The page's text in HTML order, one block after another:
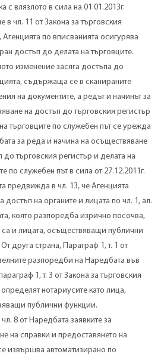
с влязлото в сила на 01.01.2013г.
в чл. 11 от Закона за търговския
Агенцията по вписванията осигурява
достъп до делата на търговците.
изменение засяга достъпа до
съдържаща се в сканираните
на документите, а редът и начинът за
на достъп до търговския регистър
търговците по служебен път се урежда
за реда и начина на осъществяване
до търговския регистър и делата на
по служебен път в сила от 27.12.2011г.
предвижда в чл. 13, че Агенцията
достъп на органите и лицата по чл. 1, ал.
която разпоредба изрично посочва,
са и лицата, осъществяващи публични
друга страна, Параграф 1, т. 1 от
разпоредби на Наредбата във
1, т. 3 от Закона за търговския
нотариусите като лица,
публични функции.
8 от Наредбата заявките за
на справки и предоставянето на
извършва автоматизирано по